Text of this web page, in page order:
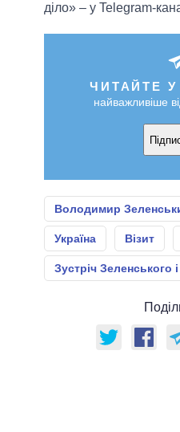
діло» – у Telegram-
ЧИТАЙТЕ У
найважливіше
Володимир
Україна Візит
Зустріч Зеленського